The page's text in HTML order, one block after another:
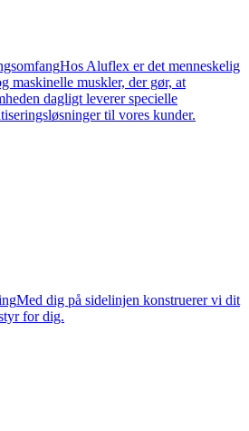
Hos Aluflex er det menneskelig
maskinelle muskler, der gør, at
dagligt leverer specielle
til vores kunder.
Med dig på sidelinjen konstruerer vi dit
for dig.